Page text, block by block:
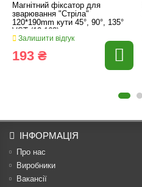
Магнітний фіксатор для
зварювання "Стріла"
120*190mm кути 45°, 90°, 135°
VST (12-162)
Залишити відгук
193 ₴
ІНФОРМАЦІЯ
Про нас
Виробники
Вакансії